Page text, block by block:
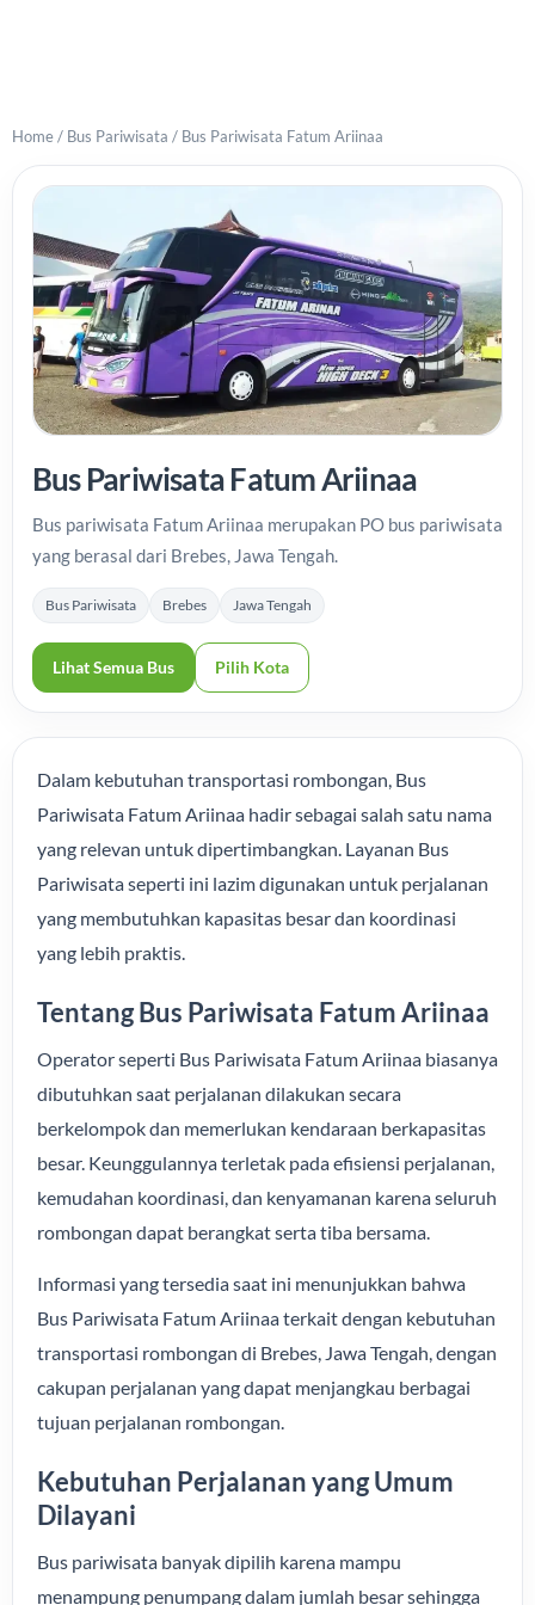
Home/ Bus Pariwisata / Bus Pariwisata Fatum Ariinaa
Bus Pariwisata Fatum Ariinaa
Bus pariwisata Fatum Ariinaa merupakan PO bus pariwisata
yang berasal dari Brebes, Jawa Tengah.
Bus Pariwisata Brebes Jawa Tengah
Lihat Semua Bus Pilih Kota
Dalam kebutuhan transportasi rombongan, Bus
Pariwisata Fatum Ariinaa hadir sebagai salah satu nama
yang relevan untuk dipertimbangkan. Layanan Bus
Pariwisata seperti ini lazim digunakan untuk perjalanan
yang membutuhkan kapasitas besar dan koordinasi
yang lebih praktis.
Tentang Bus Pariwisata Fatum Ariinaa
Operator seperti Bus Pariwisata Fatum Ariinaa biasanya
dibutuhkan saat perjalanan dilakukan secara
berkelompok dan memerlukan kendaraan berkapasitas
besar. Keunggulannya terletak pada efisiensi perjalanan,
kemudahan koordinasi, dan kenyamanan karena seluruh
rombongan dapat berangkat serta tiba bersama.
Informasi yang tersedia saat ini menunjukkan bahwa
Bus Pariwisata Fatum Ariinaa terkait dengan kebutuhan
transportasi rombongan di Brebes, Jawa Tengah, dengan
cakupan perjalanan yang dapat menjangkau berbagai
tujuan perjalanan rombongan.
Kebutuhan Perjalanan yang Umum
Dilayani
Bus pariwisata banyak dipilih karena mampu
menampung penumpang dalam jumlah besar sehingga